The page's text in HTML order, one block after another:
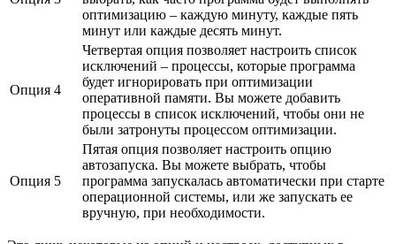
оптимизацию – каждую минуту, каждые пять
минут или каждые десять минут.
Опция 4
Четвертая опция позволяет настроить список
исключений – процессы, которые программа
будет игнорировать при оптимизации
оперативной памяти. Вы можете добавить
процессы в список исключений, чтобы они не
были затронуты процессом оптимизации.
Опция 5
Пятая опция позволяет настроить опцию
автозапуска. Вы можете выбрать, чтобы
программа запускалась автоматически при старте
операционной системы, или же запускать ее
вручную, при необходимости.